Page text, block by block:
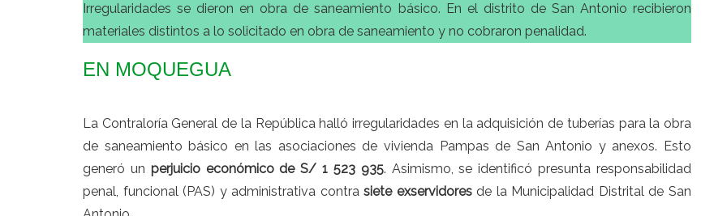
Irregularidades se dieron en obra de saneamiento básico. En el distrito de San Antonio recibieron
materiales distintos a lo solicitado en obra de saneamiento y no cobraron penalidad.
EN MOQUEGUA
La Contraloría General de la República halló irregularidades en la adquisición de tuberías para la obra
de saneamiento básico en las asociaciones de vivienda Pampas de San Antonio y anexos. Esto
generó un perjuicio económico de S/ 1 523 935. Asimismo, se identificó presunta responsabilidad
penal, funcional (PAS) y administrativa contrasiete exservidoresde la Municipalidad Distrital de San